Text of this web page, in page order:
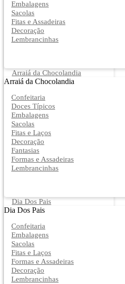
Embalagens
Sacolas
Fitas e Assadeiras
Decoração
Lembrancinhas
Arraiá da Chocolandia
Arraiá da Chocolandia
Confeitaria
Doces Típicos
Embalagens
Sacolas
Fitas e Laços
Decoração
Fantasias
Formas e Assadeiras
Lembrancinhas
Dia Dos Pais
Dia Dos Pais
Confeitaria
Embalagens
Sacolas
Fitas e Laços
Formas e Assadeiras
Decoração
Lembrancinhas